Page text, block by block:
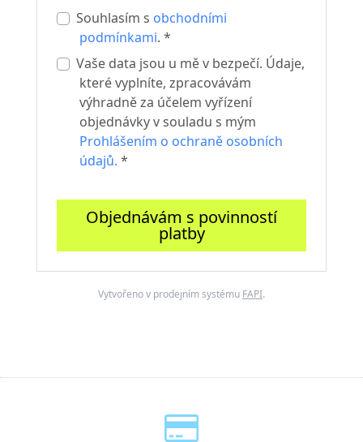
Souhlasím s obchodními
podmínkami. *
Vaše data jsou u mě v bezpečí. Údaje,
které vyplníte, zpracovávám
výhradně za účelem vyřízení
objednávky v souladu s mým
Prohlášením o ochraně osobních
údajů. *
Objednávám s povinností
platby
Vytvořeno v prodejním systému FAPI.